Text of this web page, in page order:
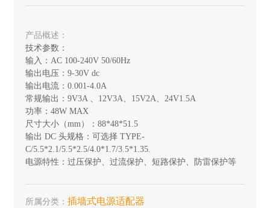
产品概述：
技术参数：
输入：AC 100-240V 50/60Hz
输出电压：9-30V dc
输出电流：0.001-4.0A
常规输出：9V3A 、12V3A、15V2A、24V1.5A
功率：48W MAX
尺寸大小（mm）：88*48*51.5
输出 DC 头规格：可选择 TYPE-
C/5.5*2.1/5.5*2.5/4.0*1.7/3.5*1.35.
所属分类：插墙式电源适配器